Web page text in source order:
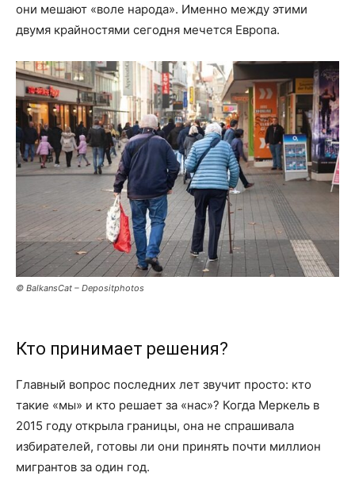
они мешают «воле народа». Именно между этими
двумя крайностями сегодня мечется Европа.
© BalkansCat – Depositphotos
Кто принимает решения?
Главный вопрос последних лет звучит просто: кто
такие «мы» и кто решает за «нас»? Когда Меркель в
2015 году открыла границы, она не спрашивала
избирателей, готовы ли они принять почти миллион
мигрантов за один год.